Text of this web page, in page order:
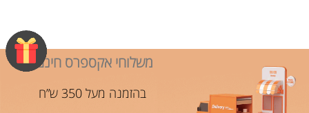
משלוחי אקספרס חינם!
בהזמנה מעל 350 ש”ח